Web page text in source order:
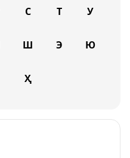
С Т У
Ш Э Ю
Ҳ